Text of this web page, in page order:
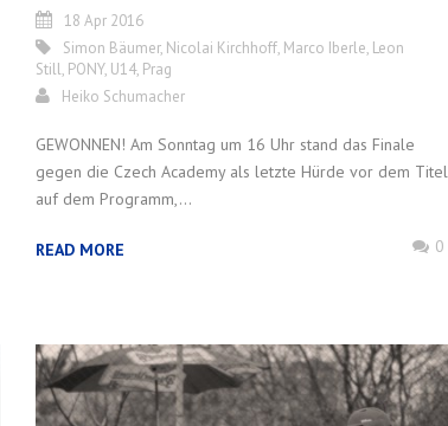
18 Apr 2016
Simon Bäumer, Nicolai Kirchhoff, Marco Iberle, Leon
Still, PONY, U14, Prag
Heiko Schumacher
GEWONNEN! Am Sonntag um 16 Uhr stand das Finale
gegen die Czech Academy als letzte Hürde vor dem Titel
auf dem Programm,...
READ MORE 0